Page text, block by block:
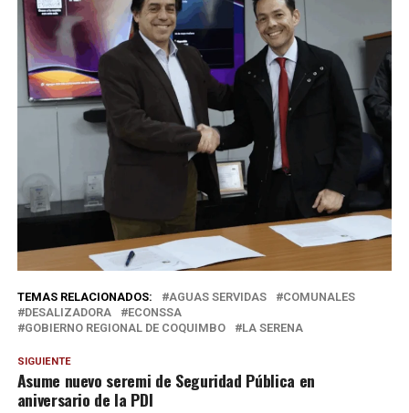
TEMAS RELACIONADOS: AGUAS SERVIDAS
COMUNALES
DESALIZADORA
ECONSSA
GOBIERNO REGIONAL DE COQUIMBO
LA SERENA
SIGUIENTE
Asume nuevo seremi de Seguridad Pública en
aniversario de la PDI